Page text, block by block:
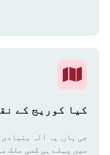
کیا کوریج کے
جی ہاں. یہ آلہ
میں پہلے ہی کسی ملک